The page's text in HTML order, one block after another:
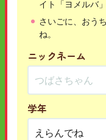
イト「ヨメルバ
さいごに、おう
ね。
ニックネーム
学年